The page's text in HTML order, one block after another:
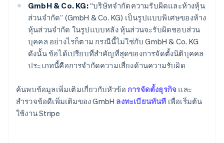
GmbH & Co. KG:“บริษัทจำกัดความรับผิดและห้างหุ้น
ส่วนจำกัด” (GmbH & Co. KG) เป็นรูปแบบพิเศษของห้าง
หุ้นส่วนจำกัด ในรูปแบบหลัง หุ้นส่วนจะรับผิดชอบส่วน
บุคคล อย่างไรก็ตาม กรณีนี้ไม่ใช่กับ GmbH & Co. KG
ดังนั้น ข้อได้เปรียบที่สำคัญที่สุดของการจัดตั้งนิติบุคคล
ประเภทนี้คือการจำกัดความเสี่ยงด้านความรับผิด
ค้นพบข้อมูลเพิ่มเติมเกี่ยวกับหัวข้อ การจัดตั้งธุรกิจ และ
สำรวจข้อดีเพิ่มเติมของ GmbH ลงทะเบียนทันที เพื่อเริ่มต้น
ใช้งาน Stripe
กรีซ
English
English简体中文
แคนาดา
EnglishFrançais
โครเอเชีย